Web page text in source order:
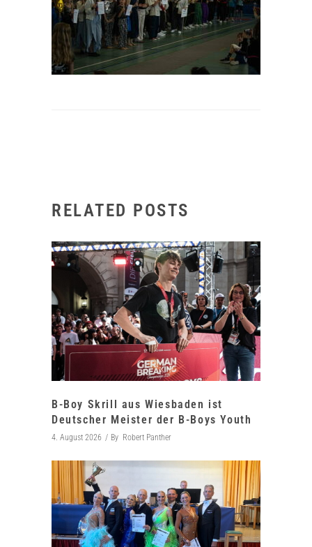
RELATED POSTS
B-Boy Skrill aus Wiesbaden ist
Deutscher Meister der B-Boys Youth
4. August 2026 By Robert Panther